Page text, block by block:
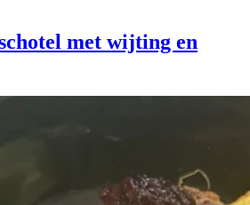
met wijting en